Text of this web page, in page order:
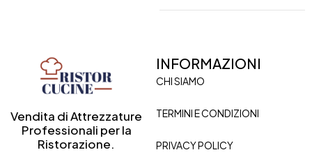
Vendita di Attrezzature
Professionali per la
Ristorazione.
INFORMAZIONI
CHI SIAMO
TERMINI E CONDIZIONI
PRIVACY POLICY